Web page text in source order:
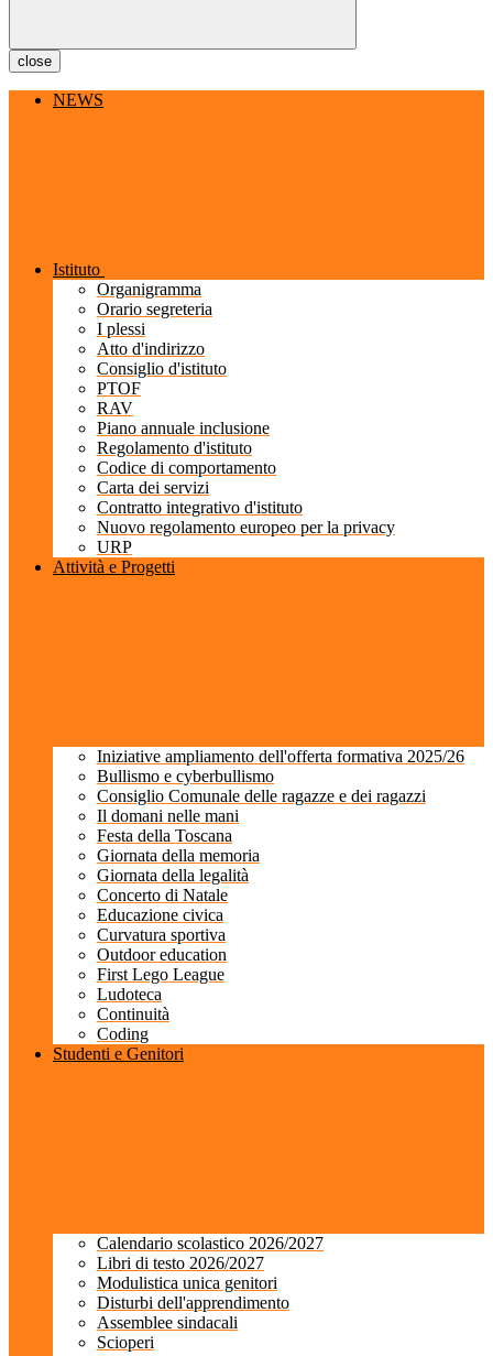
close
NEWS
Istituto
Organigramma
Orario segreteria
I plessi
Atto d'indirizzo
Consiglio d'istituto
PTOF
RAV
Piano annuale inclusione
Regolamento d'istituto
Codice di comportamento
Carta dei servizi
Contratto integrativo d'istituto
Nuovo regolamento europeo per la privacy
URP
Attività e Progetti
Iniziative ampliamento dell'offerta formativa 2025/26
Bullismo e cyberbullismo
Consiglio Comunale delle ragazze e dei ragazzi
Il domani nelle mani
Festa della Toscana
Giornata della memoria
Giornata della legalità
Concerto di Natale
Educazione civica
Curvatura sportiva
Outdoor education
First Lego League
Ludoteca
Continuità
Coding
Studenti e Genitori
Calendario scolastico 2026/2027
Libri di testo 2026/2027
Modulistica unica genitori
Disturbi dell'apprendimento
Assemblee sindacali
Scioperi